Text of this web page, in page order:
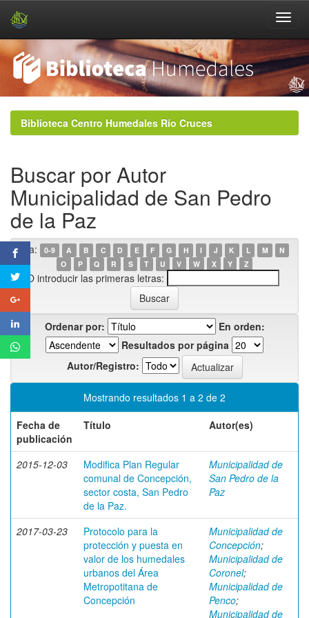
navigationBiblioteca Centro Humedales Río Cruces
Buscar por Autor
Municipalidad de San Pedro
de la Paz
Ir a: 0-9 A B C D E F G H I J K L M
N
O
P Q R S T U V W X Y Z
O introducir las primeras letras:
Ordenar por:
En orden:
Resultados por página
Autor/Registro:
Mostrando resultados 1 a 2 de 2
Fecha de
publicación
Título Autor(es)
2015-12-03
Modifica Plan Regular
comunal de Concepción,
sector costa, San Pedro
de la Paz.
Municipalidad de
San Pedro de la
Paz
2017-03-23
Protocolo para la
protección y puesta en
valor de los humedales
urbanos del Área
Metropotitana de
Concepción
Municipalidad de
Concepción;
Municipalidad de
Coronel;
Municipalidad de
Penco;
Municipalidad de